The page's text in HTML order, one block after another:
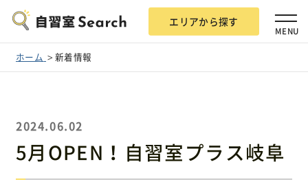
エリアから探す
MENU
ホーム 新着情報
2024.06.02
5月OPEN！自習室プラス岐阜